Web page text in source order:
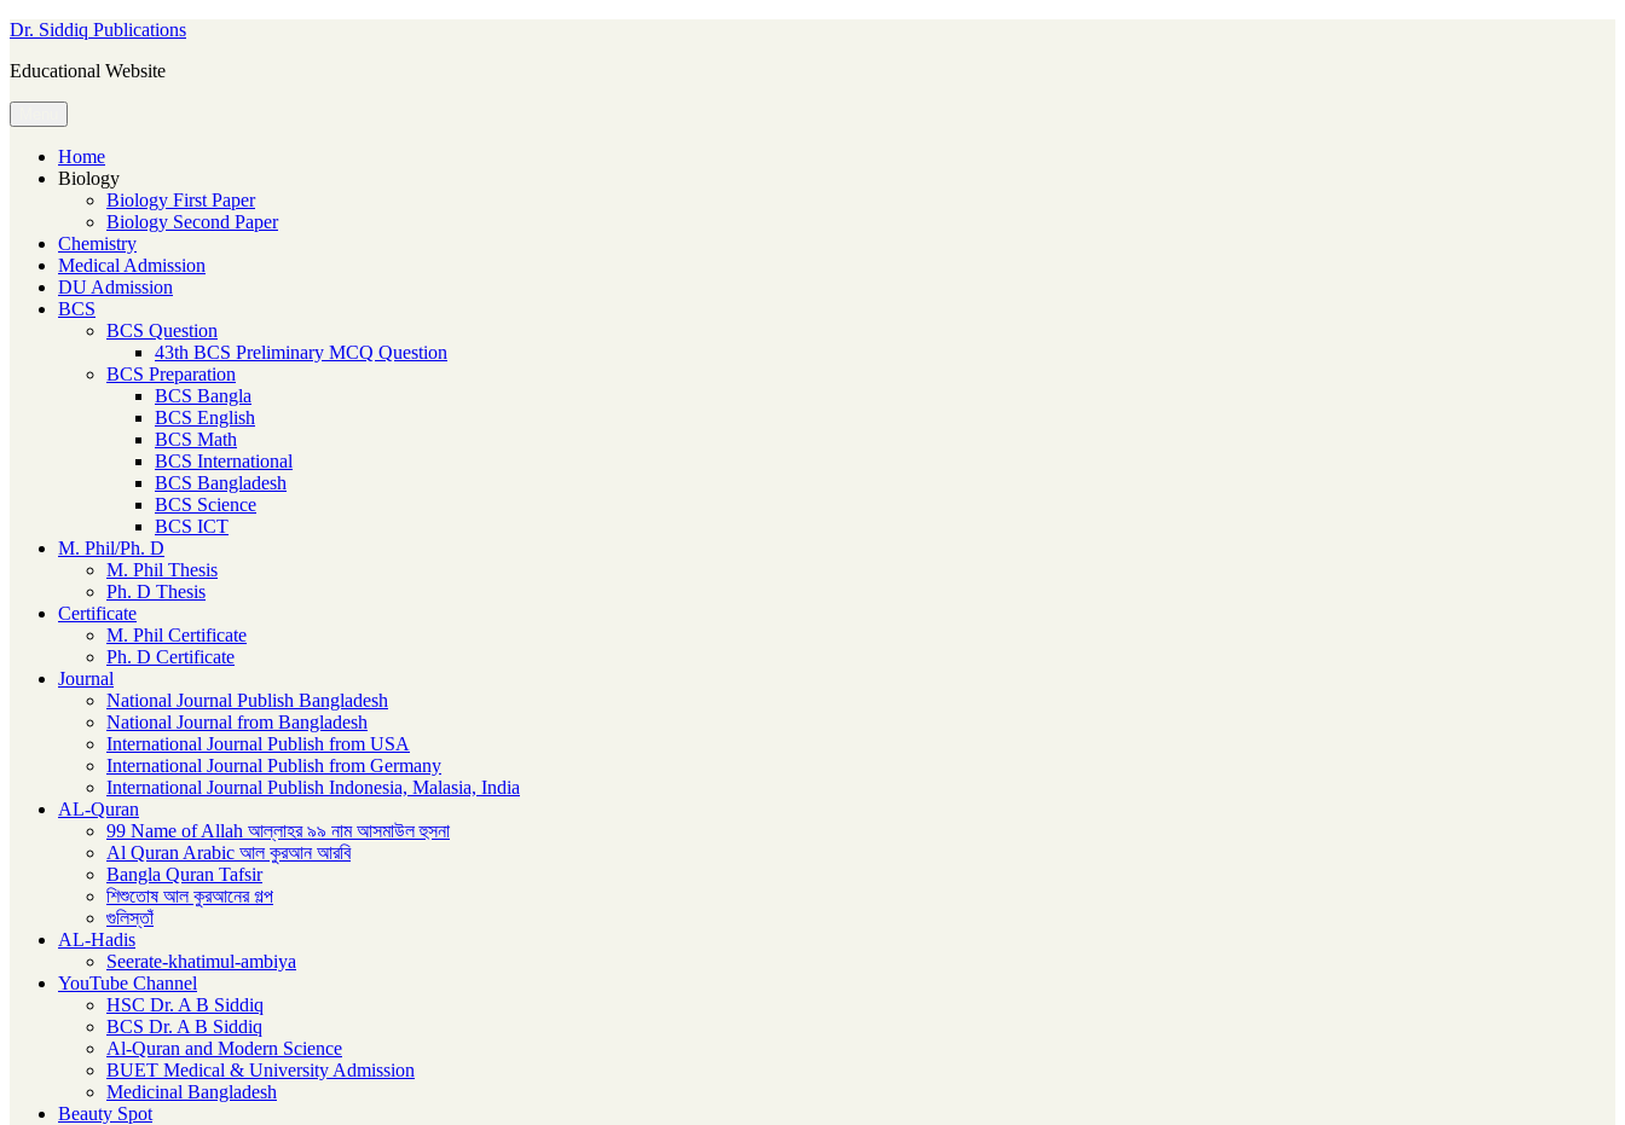
Skip
content
Dr. Siddiq Publications
Educational Website
Home
Biology
Biology First Paper
Biology Second Paper
Chemistry
Medical Admission
DU Admission
BCS
BCS Question
43th BCS Preliminary MCQ Question
BCS Preparation
BCS Bangla
BCS English
BCS Math
BCS International
BCS Bangladesh
BCS Science
BCS ICT
M. Phil/Ph. D
M. Phil Thesis
Ph. D Thesis
Certificate
M. Phil Certificate
Ph. D Certificate
Journal
National Journal Publish Bangladesh
National Journal from Bangladesh
International Journal Publish from USA
International Journal Publish from Germany
International Journal Publish Indonesia, Malasia, India
AL-Quran
99 Name of Allah আল্লাহর ৯৯ নাম আসমাউল হুসনা
Al Quran Arabic আল কুরআন আরবি
Bangla Quran Tafsir
শিশুতোষ আল কুরআনের গল্প
গুলিস্তাঁ
AL-Hadis
Seerate-khatimul-ambiya
YouTube Channel
HSC Dr. A B Siddiq
BCS Dr. A B Siddiq
Al-Quran and Modern Science
BUET Medical & University Admission
Medicinal Bangladesh
Beauty Spot